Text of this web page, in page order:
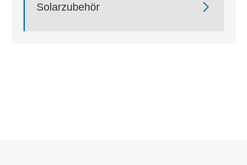
Solarzubehör 